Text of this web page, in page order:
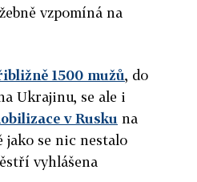
vzpomíná na
1500 mužů, do
Ukrajinu, se ale i
v Rusku na
jako se nic nestalo
vyhlášena